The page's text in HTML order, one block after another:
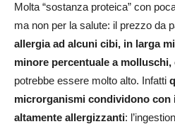
Molta “sostanza proteica” con
ma non per la salute: il prezzo da
allergia ad alcuni cibi, in larga
minore percentuale a
potrebbe essere molto alto. Infatti
microrganismi condividono con
altamente allergizzanti: